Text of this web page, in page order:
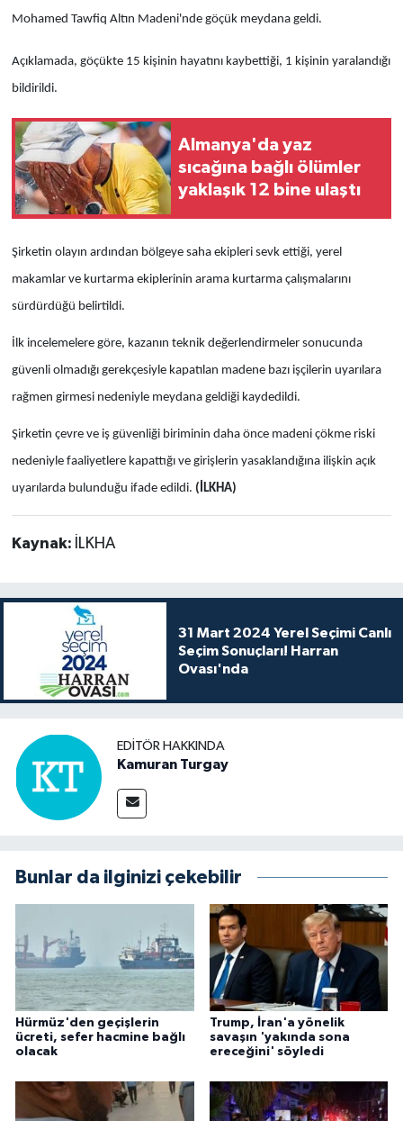
Mohamed Tawfiq Altın Madeni'nde göçük meydana geldi.
Açıklamada, göçükte 15 kişinin hayatını kaybettiği, 1 kişinin yaralandığı
bildirildi.
Almanya'da yaz
sıcağına bağlı ölümler
yaklaşık 12 bine ulaştı
Şirketin olayın ardından bölgeye saha ekipleri sevk ettiği, yerel
makamlar ve kurtarma ekiplerinin arama kurtarma çalışmalarını
sürdürdüğü belirtildi.
İlk incelemelere göre, kazanın teknik değerlendirmeler sonucunda
güvenli olmadığı gerekçesiyle kapatılan madene bazı işçilerin uyarılara
rağmen girmesi nedeniyle meydana geldiği kaydedildi.
Şirketin çevre ve iş güvenliği biriminin daha önce madeni çökme riski
nedeniyle faaliyetlere kapattığı ve girişlerin yasaklandığına ilişkin açık
uyarılarda bulunduğu ifade edildi. (İLKHA)
Kaynak: İLKHA
31 Mart 2024 Yerel Seçimi Canlı
Seçim Sonuçları! Harran
Ovası'nda
EDITÖR HAKKINDA
Kamuran Turgay
Bunlar da ilginizi çekebilir
Hürmüz'den geçişlerin
ücreti, sefer hacmine bağlı
olacak
Trump, İran'a yönelik
savaşın 'yakında sona
ereceğini' söyledi